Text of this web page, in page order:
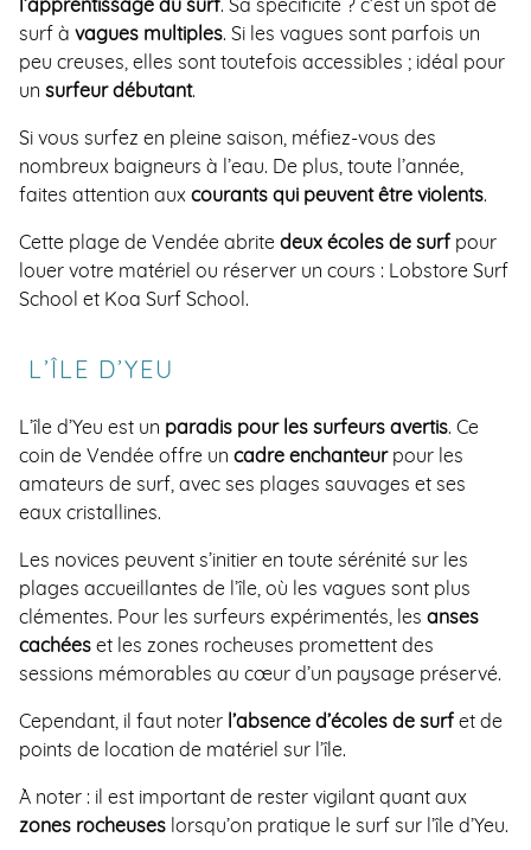
l’apprentissage du surf. Sa spécificité ? c’est un spot de
surf à vagues multiples. Si les vagues sont parfois un
peu creuses, elles sont toutefois accessibles ; idéal pour
un surfeur débutant.
Si vous surfez en pleine saison, méfiez-vous des
nombreux baigneurs à l’eau. De plus, toute l’année,
faites attention aux courants qui peuvent être violents.
Cette plage de Vendée abrite deux écoles de surf pour
louer votre matériel ou réserver un cours : Lobstore Surf
School et Koa Surf School.
L’ÎLE D’YEU
L’île d’Yeu est un paradis pour les surfeurs avertis. Ce
coin de Vendée offre un cadre enchanteur pour les
amateurs de surf, avec ses plages sauvages et ses
eaux cristallines.
Les novices peuvent s’initier en toute sérénité sur les
plages accueillantes de l’île, où les vagues sont plus
clémentes. Pour les surfeurs expérimentés, les anses
cachées et les zones rocheuses promettent des
sessions mémorables au cœur d’un paysage préservé.
Cependant, il faut noter l’absence d’écoles de surf et de
points de location de matériel sur l’île.
À noter : il est important de rester vigilant quant aux
zones rocheuses lorsqu’on pratique le surf sur l’île d’Yeu.